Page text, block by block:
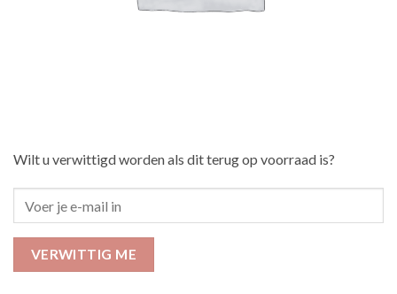
Wilt u verwittigd worden als dit terug op voorraad is?
VERWITTIG ME